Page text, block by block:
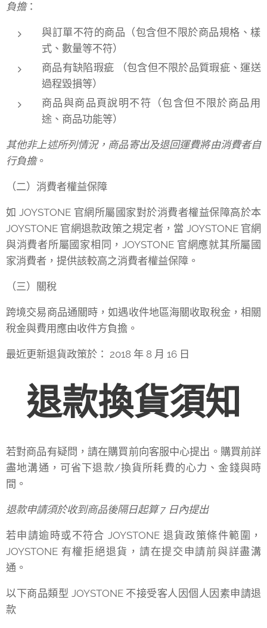
負擔：
與訂單不符的商品（包含但不限於商品規格、樣
式、數量等不符）
商品有缺陷瑕疵 （包含但不限於品質瑕疵、運送
過程毀損等）
商品與商品頁說明不符（包含但不限於商品用
途、商品功能等）
其他非上述所列情況，商品寄出及退回運費將由消費者自
行負擔。
（二）消費者權益保障
如 JOYSTONE 官網所屬國家對於消費者權益保障高於本
JOYSTONE 官網退款政策之規定者，當 JOYSTONE 官網
與消費者所屬國家相同，JOYSTONE 官網應就其所屬國
家消費者，提供該較高之消費者權益保障。
（三）關稅
跨境交易商品通關時，如遇收件地區海關收取稅金，相關
稅金與費用應由收件方負擔。
最近更新退貨政策於： 2018 年 8 月 16 日
退款換貨須知
若對商品有疑問，請在購買前向客服中心提出。購買前詳
盡地溝通，可省下退款/換貨所耗費的心力、金錢與時
間。
退款申請須於收到商品後隔日起算 7 日內提出
若申請逾時或不符合 JOYSTONE 退貨政策條件範圍，
JOYSTONE 有權拒絕退貨，請在提交申請前與詳盡溝
通。
以下商品類型 JOYSTONE 不接受客人因個人因素申請退
款